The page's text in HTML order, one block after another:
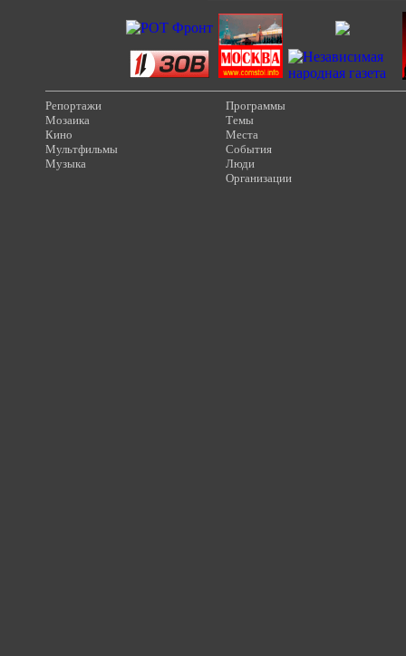
революционности
Репортажи
Мозаика
Кино
Мультфильмы
Музыка
Программы
Темы
Места
События
Люди
Организации